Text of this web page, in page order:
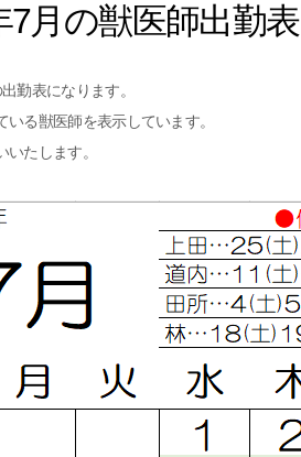
7月の獣医師出勤表
勤表になります。
いる獣医師を表示しています。
いたします。